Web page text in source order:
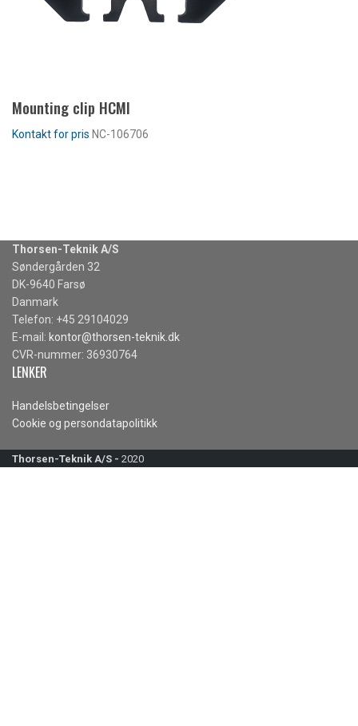
Mounting clip HCMI
NC-106706
Thorsen-Teknik A/S
Søndergården 32
DK-9640 Farsø
Danmark
Telefon: +45 29104029
E-mail: kontor@thorsen-teknik.dk
CVR-nummer: 36930764
LENKER
Handelsbetingelser
Cookie og persondatapolitikk
Thorsen-Teknik A/S - 2020